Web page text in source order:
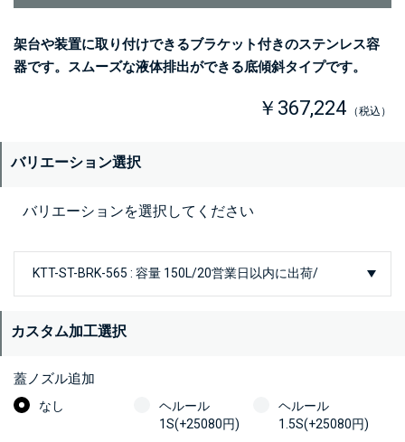
架台や装置に取り付けできるブラケット付きのステンレス容
器です。スムーズな液体排出ができる底傾斜タイプです。
￥367,224 （税込）
バリエーション選択
バリエーションを選択してください
カスタム加工選択
蓋ノズル追加
なし
ヘルール
1S(+25080円)
ヘルール
1.5S(+25080円)